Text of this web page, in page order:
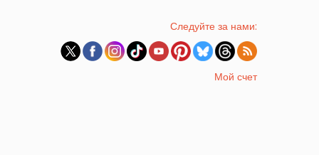
Следуйте за нами:
Мой счет